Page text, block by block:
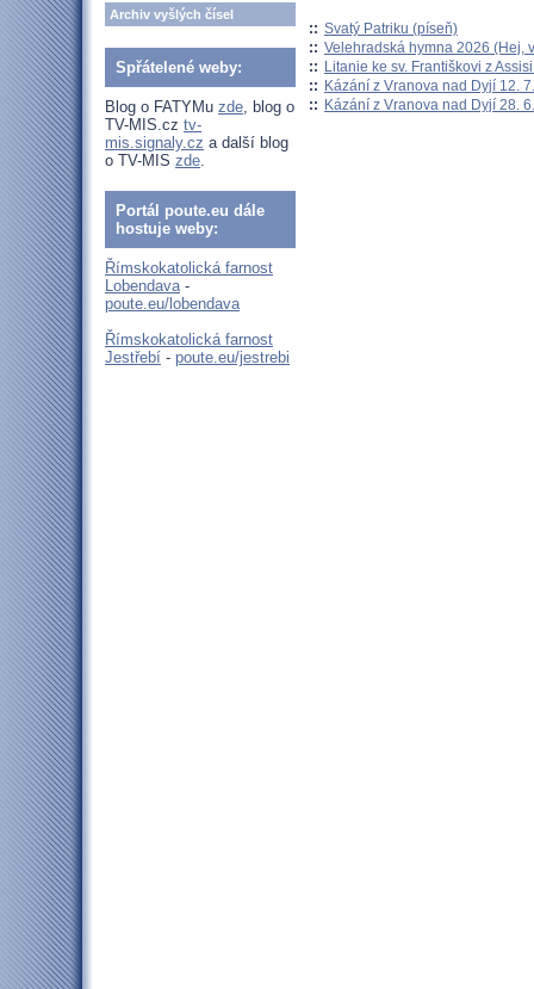
Archiv vyšlých čísel
Spřátelené weby:
Blog o FATYMu zde, blog o
TV-MIS.cz tv-
mis.signaly.cz a další blog
o TV-MIS zde.
Portál poute.eu dále
hostuje weby:
Římskokatolická farnost
Lobendava-
poute.eu/lobendava
Římskokatolická farnost
Jestřebí - poute.eu/jestrebi
:: Svatý Patriku (píseň)
:: Velehradská hymna 2026 (Hej,
:: Litanie ke sv. Františkovi z
:: Kázání z Vranova nad Dyjí 12.
:: Kázání z Vranova nad Dyjí 28.